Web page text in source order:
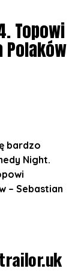
grup
stałą opieką
Matilda St,
402
Portland St,
Topowi
Polaków
bardzo
Night.
– Sebastian